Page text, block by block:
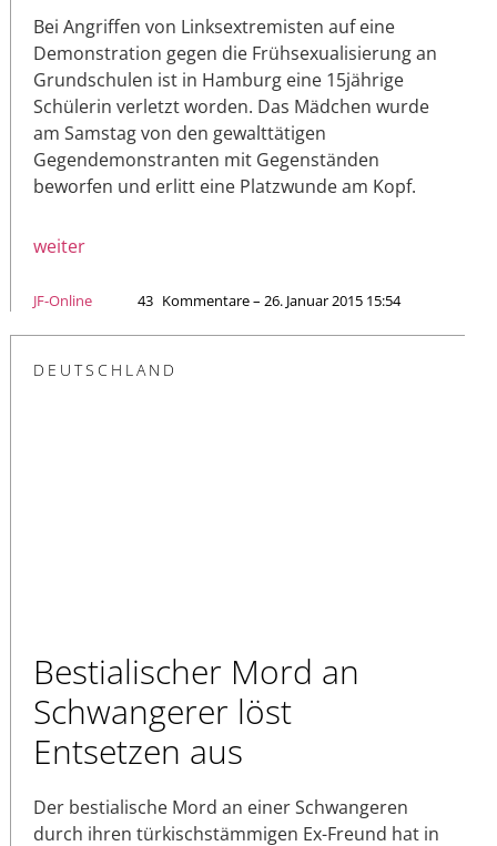
Bei Angriffen von Linksextremisten auf eine
Demonstration gegen die Frühsexualisierung an
Grundschulen ist in Hamburg eine 15jährige
Schülerin verletzt worden. Das Mädchen wurde
am Samstag von den gewalttätigen
Gegendemonstranten mit Gegenständen
beworfen und erlitt eine Platzwunde am Kopf.
weiter
JF-Online 43 Kommentare – 26. Januar 2015 15:54
DEUTSCHLAND
Bestialischer Mord an
Schwangerer löst
Entsetzen aus
Der bestialische Mord an einer Schwangeren
durch ihren türkischstämmigen Ex-Freund hat in